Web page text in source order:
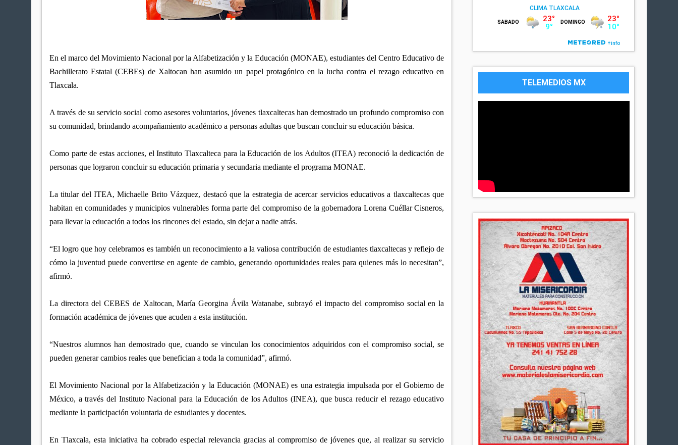
En el marco del Movimiento Nacional por la Alfabetización y la Educación (MONAE), estudiantes del Centro Educativo de
Bachillerato Estatal (CEBEs) de Xaltocan han asumido un papel protagónico en la lucha contra el rezago educativo en
Tlaxcala.
A través de su servicio social como asesores voluntarios, jóvenes tlaxcaltecas han demostrado un profundo compromiso con
su comunidad, brindando acompañamiento académico a personas adultas que buscan concluir su educación básica.
Como parte de estas acciones, el Instituto Tlaxcalteca para la Educación de los Adultos (ITEA) reconoció la dedicación de
personas que lograron concluir su educación primaria y secundaria mediante el programa MONAE.
La titular del ITEA, Michaelle Brito Vázquez, destacó que la estrategia de acercar servicios educativos a tlaxcaltecas que
habitan en comunidades y municipios vulnerables forma parte del compromiso de la gobernadora Lorena Cuéllar Cisneros,
para llevar la educación a todos los rincones del estado, sin dejar a nadie atrás.
“El logro que hoy celebramos es también un reconocimiento a la valiosa contribución de estudiantes tlaxcaltecas y reflejo de
cómo la juventud puede convertirse en agente de cambio, generando oportunidades reales para quienes más lo necesitan”,
afirmó.
La directora del CEBES de Xaltocan, María Georgina Ávila Watanabe, subrayó el impacto del compromiso social en la
formación académica de jóvenes que acuden a esta institución.
“Nuestros alumnos han demostrado que, cuando se vinculan los conocimientos adquiridos con el compromiso social, se
pueden generar cambios reales que benefician a toda la comunidad”, afirmó.
El Movimiento Nacional por la Alfabetización y la Educación (MONAE) es una estrategia impulsada por el Gobierno de
México, a través del Instituto Nacional para la Educación de los Adultos (INEA), que busca reducir el rezago educativo
mediante la participación voluntaria de estudiantes y docentes.
En Tlaxcala, esta iniciativa ha cobrado especial relevancia gracias al compromiso de jóvenes que, al realizar su servicio
TELEMEDIOS MX